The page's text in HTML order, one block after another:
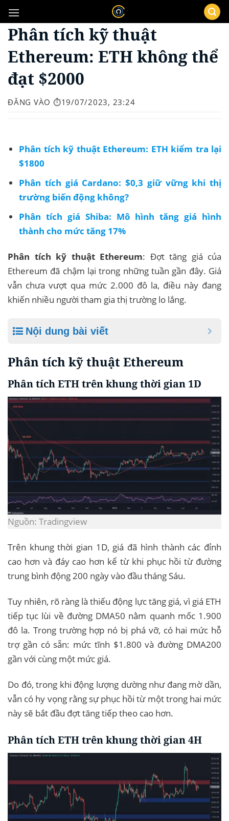
qua
nội
Phân tích kỹ thuật
Ethereum: ETH không thể
đạt $2000
ĐĂNG VÀO ⏱️19/07/2023, 23:24
Phân tích kỹ thuật Ethereum: ETH kiểm tra lại
$1800
Phân tích giá Cardano: $0,3 giữ vững khi thị
trường biến động không?
Phân tích giá Shiba: Mô hình tăng giá hình
thành cho mức tăng 17%
Phân tích kỹ thuật Ethereum: Đợt tăng giá của
Ethereum đã chậm lại trong những tuần gần đây. Giá
vẫn chưa vượt qua mức 2.000 đô la, điều này đang
khiến nhiều người tham gia thị trường lo lắng.
Nội dung bài viết
Phân tích kỹ thuật Ethereum
Phân tích ETH trên khung thời gian 1D
Nguồn: Tradingview
Trên khung thời gian 1D, giá đã hình thành các đỉnh
cao hơn và đáy cao hơn kể từ khi phục hồi từ đường
trung bình động 200 ngày vào đầu tháng Sáu.
Tuy nhiên, rõ ràng là thiếu động lực tăng giá, vì giá ETH
tiếp tục lùi về đường DMA50 nằm quanh mốc 1.900
đô la. Trong trường hợp nó bị phá vỡ, có hai mức hỗ
trợ gần có sẵn: mức tĩnh $1.800 và đường DMA200
gần với cùng một mức giá.
Do đó, trong khi động lượng dường như đang mờ dần,
vẫn có hy vọng rằng sự phục hồi từ một trong hai mức
này sẽ bắt đầu đợt tăng tiếp theo cao hơn.
Phân tích ETH trên khung thời gian 4H